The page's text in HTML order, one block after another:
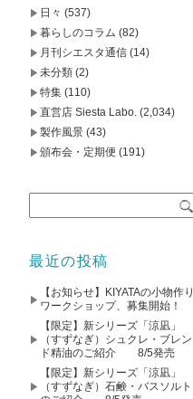
日々 (537)
暮らしのコラム (82)
月刊シエスタ通信 (14)
未分類 (2)
特集 (110)
直営店 Siesta Labo. (2,034)
製作風景 (43)
頒布会・定期便 (191)
最近の投稿
【お知らせ】KIYATAの小物作り
ワークショップ、募集開始！
【限定】新シリーズ「涼凪」
（すずなぎ）シュクレ・ブレン
ド精油のご紹介 8/5発売
【限定】新シリーズ「涼凪」
（すずなぎ）石鹸・バスソルト